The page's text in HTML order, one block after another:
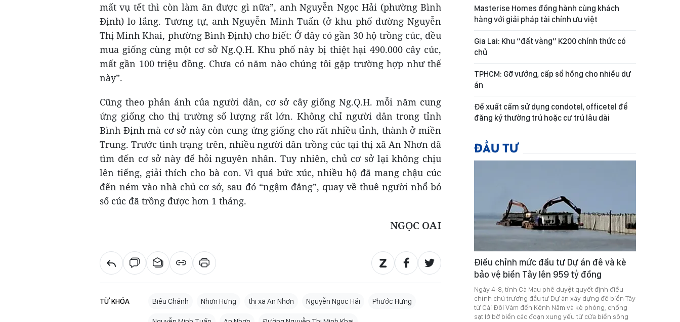
mất vụ tết thì còn làm ăn được gì nữa”, anh Nguyễn Ngọc Hải (phường Bình
Định) lo lắng. Tương tự, anh Nguyễn Minh Tuấn (ở khu phố đường Nguyễn
Thị Minh Khai, phường Bình Định) cho biết: Ở đây có gần 30 hộ trồng cúc, đều
mua giống cùng một cơ sở Ng.Q.H. Khu phố này bị thiệt hại 490.000 cây cúc,
mất gần 100 triệu đồng. Chưa có năm nào chúng tôi gặp trường hợp như thế
này”.
Cũng theo phản ánh của người dân, cơ sở cây giống Ng.Q.H. mỗi năm cung
ứng giống cho thị trường số lượng rất lớn. Không chỉ người dân trong tỉnh
Bình Định mà cơ sở này còn cung ứng giống cho rất nhiều tỉnh, thành ở miền
Trung. Trước tình trạng trên, nhiều người dân trồng cúc tại thị xã An Nhơn đã
tìm đến cơ sở này để hỏi nguyên nhân. Tuy nhiên, chủ cơ sở lại không chịu
lên tiếng, giải thích cho bà con. Vì quá bức xúc, nhiều hộ đã mang chậu cúc
đến ném vào nhà chủ cơ sở, sau đó “ngậm đắng”, quay về thuê người nhổ bỏ
số cúc đã trồng được hơn 1 tháng.
NGỌC OAI
TỪ KHÓA Biểu Chánh Nhơn Hưng thị xã An Nhơn Nguyễn Ngọc Hải Phước Hưng
Masterise Homes đồng hành cùng khách
hàng với giải pháp tài chính ưu việt
Gia Lai: Khu “đất vàng” K200 chính thức có
chủ
TPHCM: Gỡ vướng, cấp sổ hồng cho nhiều dự
án
Đề xuất cấm sử dụng condotel, officetel để
đăng ký thường trú hoặc cư trú lâu dài
ĐẦU TƯ
Điều chỉnh mức đầu tư Dự án đê và kè
bảo vệ biển Tây lên 959 tỷ đồng
Ngày 4-8, tỉnh Cà Mau phê duyệt quyết định điều
chỉnh chủ trương đầu tư Dự án xây dựng đê biển Tây
từ Cái Đôi Vàm đến Kênh Năm và kè phòng, chống
sạt lở bờ biển các đoạn xung yếu từ cửa biển sông